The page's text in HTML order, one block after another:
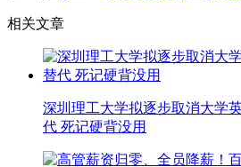
相关文章
深圳理工大学拟逐步取消大学
代 死记硬背没用